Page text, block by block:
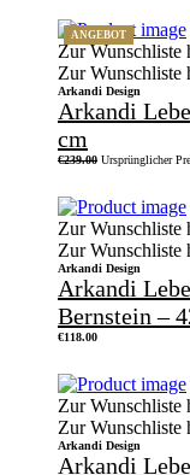
ANGEBOT
Zur Wunschliste
Zur Wunschliste
Arkandi Design
Arkandi
cm
€239.00 Ursprünglicher
Zur Wunschliste
Zur Wunschliste
Arkandi Design
Arkandi
Bernstein –
€118.00
Zur Wunschliste
Zur Wunschliste
Arkandi Design
Arkandi